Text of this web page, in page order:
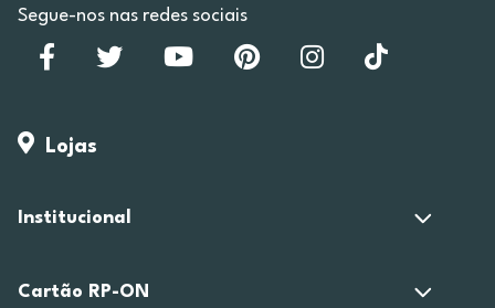
Segue-nos nas redes sociais
Lojas
Institucional
Cartão RP-ON